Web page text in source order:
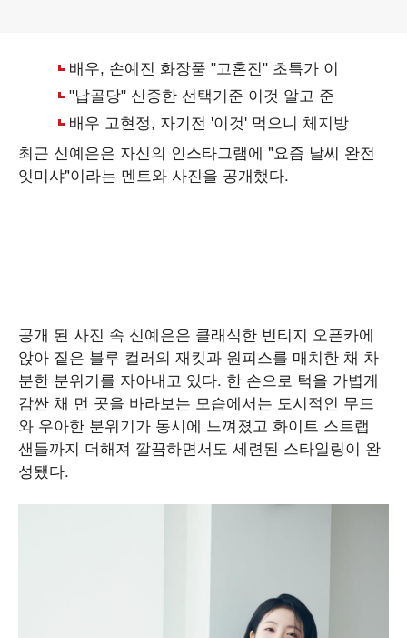
최근 신예은은 자신의 인스타그램에 "요즘 날씨 완전
잇미샤"이라는 멘트와 사진을 공개했다.
공개 된 사진 속 신예은은 클래식한 빈티지 오픈카에
앉아 짙은 블루 컬러의 재킷과 원피스를 매치한 채 차
분한 분위기를 자아내고 있다. 한 손으로 턱을 가볍게
감싼 채 먼 곳을 바라보는 모습에서는 도시적인 무드
와 우아한 분위기가 동시에 느껴졌고 화이트 스트랩
샌들까지 더해져 깔끔하면서도 세련된 스타일링이 완
성됐다.